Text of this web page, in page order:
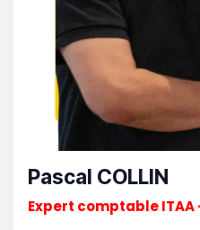
Pascal COLLIN
Expert comptable